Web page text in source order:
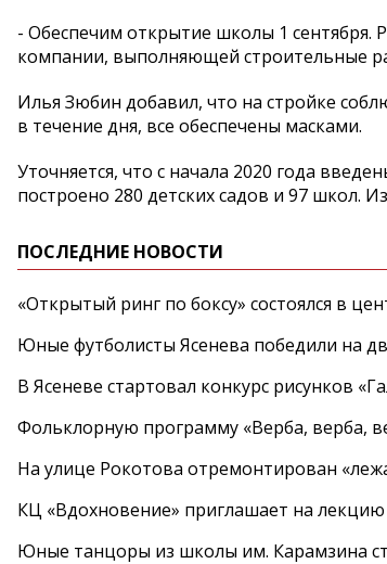
- Обеспечим открытие школы 1
компании, выполняющей строительные
Илья Зюбин добавил, что на стройке
в течение дня, все обеспечены масками.
Уточняется, что с начала 2020 года
построено 280 детских садов и 97 школ.
ПОСЛЕДНИЕ НОВОСТИ
«Открытый ринг по боксу» состоялся в
Юные футболисты Ясенева победили на
В Ясеневе стартовал конкурс рисунков
Фольклорную программу «Верба, верба,
На улице Рокотова отремонтирован
КЦ «Вдохновение» приглашает на
Юные танцоры из школы им. Карамзина